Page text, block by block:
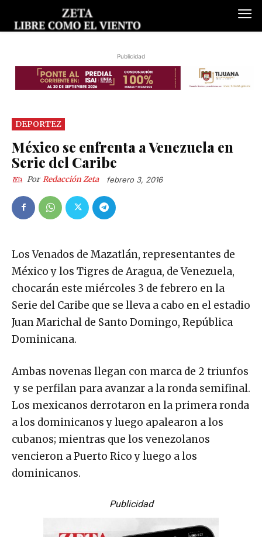
Publicidad
DEPORTEZ
México se enfrenta a Venezuela en
Serie del Caribe
Por Redacción Zeta febrero 3, 2016
Los Venados de Mazatlán, representantes de
México y los Tigres de Aragua, de Venezuela,
chocarán este miércoles 3 de febrero en la
Serie del Caribe que se lleva a cabo en el estadio
Juan Marichal de Santo Domingo, República
Dominicana.
Ambas novenas llegan con marca de 2 triunfos
y se perfilan para avanzar a la ronda semifinal.
Los mexicanos derrotaron en la primera ronda
a los dominicanos y luego apalearon a los
cubanos; mientras que los venezolanos
vencieron a Puerto Rico y luego a los
dominicanos.
Publicidad